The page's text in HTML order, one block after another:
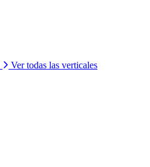
Ver todas las verticales